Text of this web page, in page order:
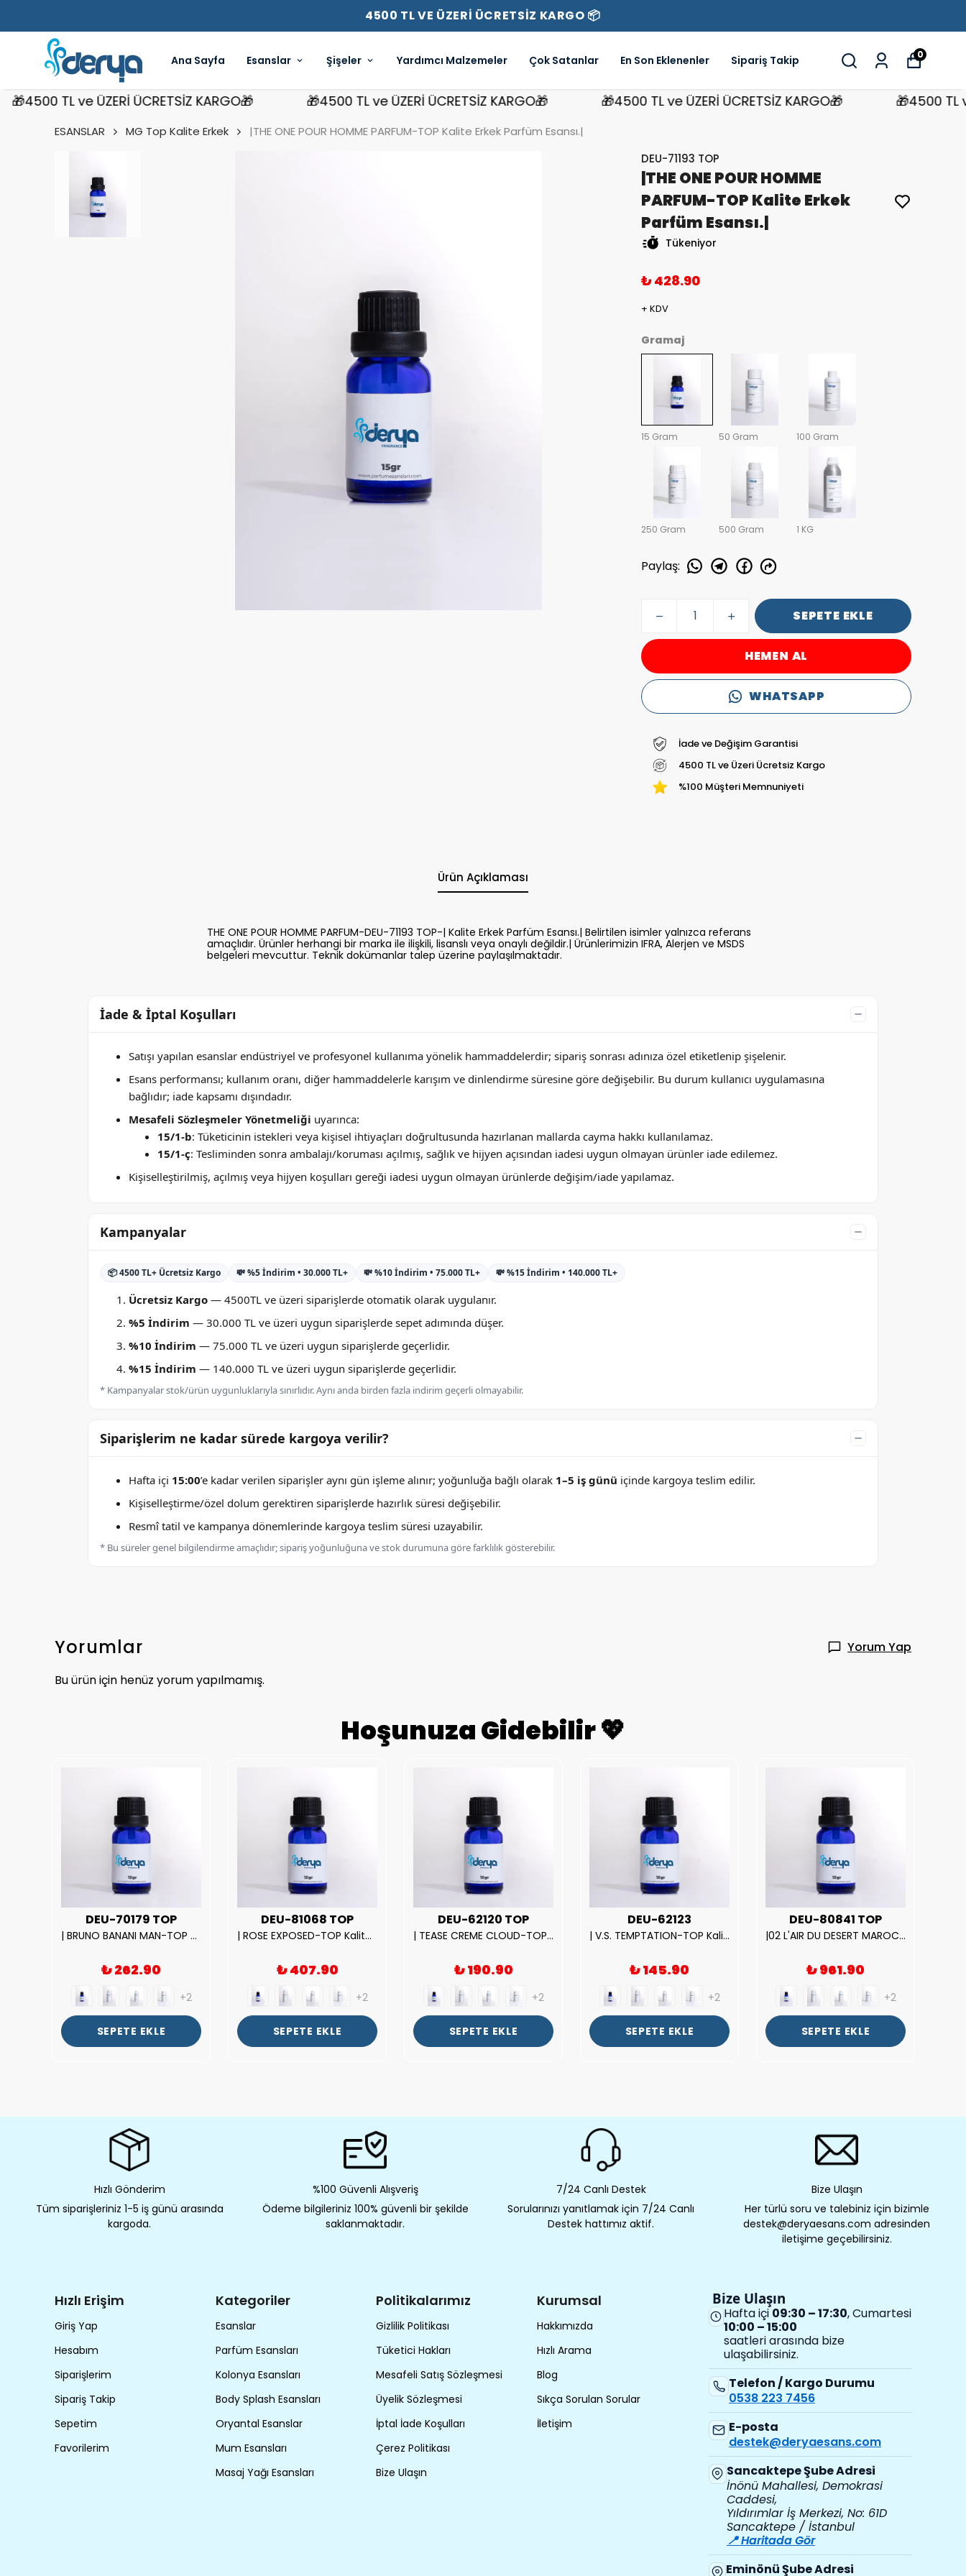
4500 TL VE ÜZERİ ÜCRETSİZ KARGO 📦
Ana Sayfa Esanslar Şişeler Yardımcı Malzemeler Çok Satanlar En Son Eklenenler Sipariş Takip 0
TL ve ÜZERİ ÜCRETSİZ KARGO🎁 🎁4500 TL ve ÜZERİ ÜCRETSİZ KARGO🎁 🎁4500 TL ve ÜZERİ ÜCRETSİZ KARGO🎁 🎁4500 TL ve
ESANSLAR MG Top Kalite Erkek
|THE ONE POUR HOMME PARFUM-TOP Kalite Erkek Parfüm Esansı.|
DEU-71193 TOP
|THE ONE POUR HOMME
PARFUM-TOP Kalite Erkek
Parfüm Esansı.|
Tükeniyor
₺ 428.90
+ KDV
Gramaj
15 Gram 50 Gram 100 Gram
250 Gram 500 Gram 1 KG
Paylaş:
SEPETE EKLE
HEMEN AL
WHATSAPP
İade ve Değişim Garantisi
4500 TL ve Üzeri Ücretsiz Kargo
%100 Müşteri Memnuniyeti
Ürün Açıklaması
THE ONE POUR HOMME PARFUM-DEU-71193 TOP-| Kalite Erkek Parfüm Esansı.| Belirtilen isimler yalnızca referans
amaçlıdır. Ürünler herhangi bir marka ile ilişkili, lisanslı veya onaylı değildir.| Ürünlerimizin IFRA, Alerjen ve MSDS
belgeleri mevcuttur. Teknik dokümanlar talep üzerine paylaşılmaktadır.
İade & İptal Koşulları
Satışı yapılan esanslar endüstriyel ve profesyonel kullanıma yönelik hammaddelerdir; sipariş sonrası adınıza özel etiketlenip şişelenir.
Esans performansı; kullanım oranı, diğer hammaddelerle karışım ve dinlendirme süresine göre değişebilir. Bu durum kullanıcı uygulamasına
bağlıdır; iade kapsamı dışındadır.
Mesafeli Sözleşmeler Yönetmeliği uyarınca:
15/1-b: Tüketicinin istekleri veya kişisel ihtiyaçları doğrultusunda hazırlanan mallarda cayma hakkı kullanılamaz.
15/1-ç: Tesliminden sonra ambalajı/koruması açılmış, sağlık ve hijyen açısından iadesi uygun olmayan ürünler iade edilemez.
Kişiselleştirilmiş, açılmış veya hijyen koşulları gereği iadesi uygun olmayan ürünlerde değişim/iade yapılamaz.
Kampanyalar
📦 4500 TL+ Ücretsiz Kargo 💸 %5 İndirim • 30.000 TL+ 💸 %10 İndirim • 75.000 TL+ 💸 %15 İndirim • 140.000 TL+
Ücretsiz Kargo — 4500TL ve üzeri siparişlerde otomatik olarak uygulanır.
%5 İndirim — 30.000 TL ve üzeri uygun siparişlerde sepet adımında düşer.
%10 İndirim — 75.000 TL ve üzeri uygun siparişlerde geçerlidir.
%15 İndirim — 140.000 TL ve üzeri uygun siparişlerde geçerlidir.
* Kampanyalar stok/ürün uygunluklarıyla sınırlıdır. Aynı anda birden fazla indirim geçerli olmayabilir.
Siparişlerim ne kadar sürede kargoya verilir?
Hafta içi 15:00’e kadar verilen siparişler aynı gün işleme alınır; yoğunluğa bağlı olarak 1–5 iş günü içinde kargoya teslim edilir.
Kişiselleştirme/özel dolum gerektiren siparişlerde hazırlık süresi değişebilir.
Resmî tatil ve kampanya dönemlerinde kargoya teslim süresi uzayabilir.
* Bu süreler genel bilgilendirme amaçlıdır; sipariş yoğunluğuna ve stok durumuna göre farklılık gösterebilir.
Yorumlar
Yorum Yap
Bu ürün için henüz yorum yapılmamış.
Hoşunuza Gidebilir 💖
DEU-70179 TOP
| BRUNO BANANI MAN-TOP Kalite Erkek Parfüm Esansı.|
₺ 262.90
+2
SEPETE EKLE
DEU-81068 TOP
| ROSE EXPOSED-TOP Kalite Unısex Parfüm Esansı.|
₺ 407.90
+2
SEPETE EKLE
DEU-62120 TOP
| TEASE CREME CLOUD-TOP Kalite Kadın Parfüm Esansı.|
₺ 190.90
+2
SEPETE EKLE
DEU-62123
| V.S. TEMPTATION-TOP Kalite Kadın Parfüm Esansı.|
₺ 145.90
+2
SEPETE EKLE
DEU-80841 TOP
|02 L'AIR DU DESERT MAROCAIN-TOP Kalite Unısex Parfüm Esansı.|
₺ 961.90
+2
SEPETE EKLE
Hızlı Gönderim
Tüm siparişleriniz 1-5 iş günü arasında
kargoda.
%100 Güvenli Alışveriş
Ödeme bilgileriniz 100% güvenli bir şekilde
saklanmaktadır.
7/24 Canlı Destek
Sorularınızı yanıtlamak için 7/24 Canlı
Destek hattımız aktif.
Bize Ulaşın
Her türlü soru ve talebiniz için bizimle
destek@deryaesans.com adresinden
iletişime geçebilirsiniz.
Hızlı Erişim
Giriş Yap
Hesabım
Siparişlerim
Sipariş Takip
Sepetim
Favorilerim
Kategoriler
Esanslar
Parfüm Esansları
Kolonya Esansları
Body Splash Esansları
Oryantal Esanslar
Mum Esansları
Masaj Yağı Esansları
Politikalarımız
Gizlilik Politikası
Tüketici Hakları
Mesafeli Satış Sözleşmesi
Üyelik Sözleşmesi
İptal İade Koşulları
Çerez Politikası
Bize Ulaşın
Kurumsal
Hakkımızda
Hızlı Arama
Blog
Sıkça Sorulan Sorular
İletişim
Bize Ulaşın
Hafta içi 09:30 – 17:30, Cumartesi
10:00 – 15:00
saatleri arasında bize
ulaşabilirsiniz.
Telefon / Kargo Durumu
0538 223 7456
E-posta
destek@deryaesans.com
Sancaktepe Şube Adresi
İnönü Mahallesi, Demokrasi
Caddesi,
Yıldırımlar İş Merkezi, No: 61D
Sancaktepe / İstanbul
📍 Haritada Gör
Eminönü Şube Adresi